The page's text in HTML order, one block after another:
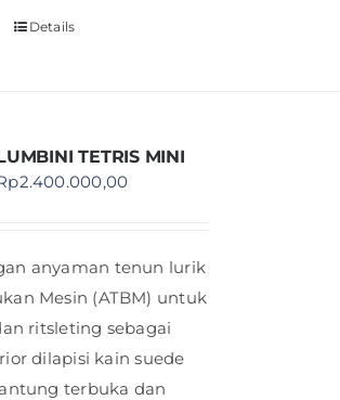
Details
TETRIS MINI
2.400.000,00
anyaman tenun lurik
Mesin (ATBM) untuk
ritsleting sebagai
dilapisi kain suede
terbuka dan